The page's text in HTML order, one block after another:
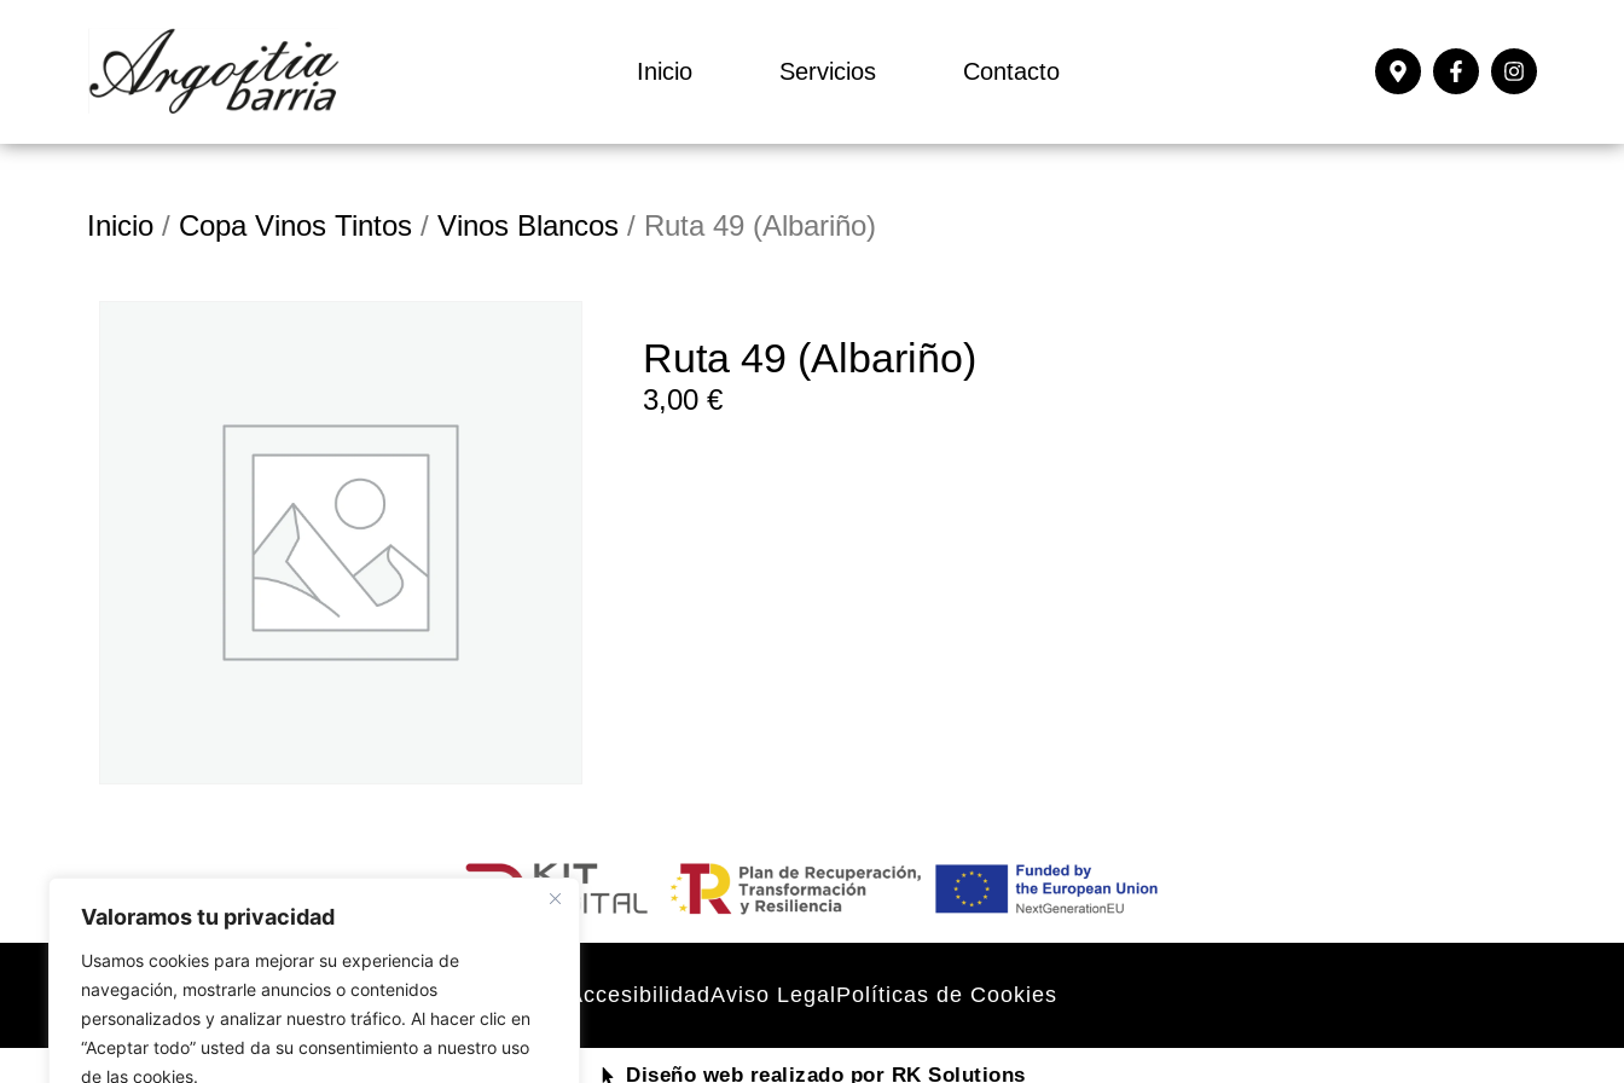
Valoramos tu privacidad
Usamos cookies para mejorar su experiencia de
navegación, mostrarle anuncios o contenidos
personalizados y analizar nuestro tráfico. Al hacer clic en
“Aceptar todo” usted da su consentimiento a nuestro uso
de las cookies.
Inicio Servicios Contacto
Inicio / Copa Vinos Tintos / Vinos Blancos / Ruta 49 (Albariño)
Ruta 49 (Albariño)
3,00 €
AccesibilidadAviso Legal Políticas de Cookies
Diseño web realizado por RK Solutions